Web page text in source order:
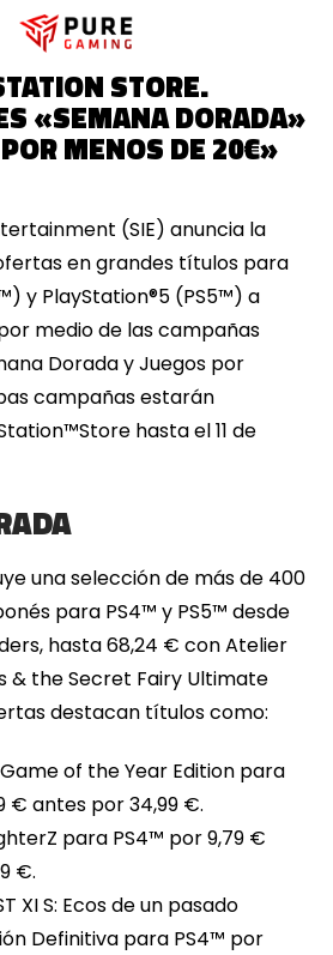
STORE.
«SEMANA DORADA»
MENOS DE 20€»
(SIE) anuncia la
en grandes títulos para
y PlayStation®5 (PS5™) a
medio de las campañas
Dorada y Juegos por
campañas estarán
hasta el 11 de
una selección de más de 400
para PS4™ y PS5™ desde
hasta 68,24 € con Atelier
& the Secret Fairy Ultimate
destacan títulos como:
of the Year Edition para
€ antes por 34,99 €.
para PS4™ por 9,79 €
€.
XI S: Ecos de un pasado
Definitiva para PS4™ por